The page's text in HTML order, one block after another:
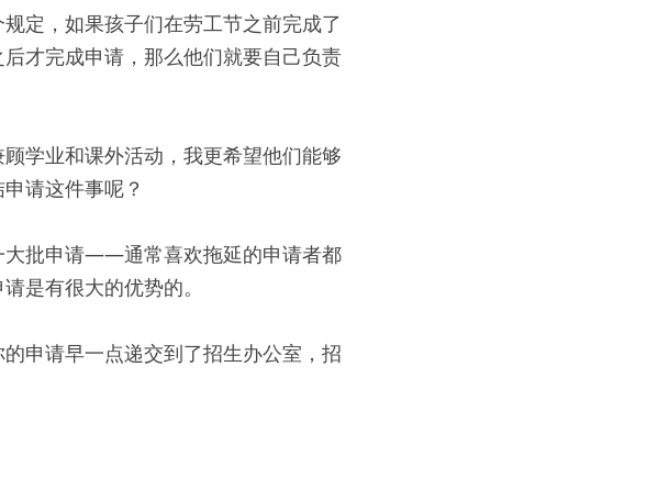
定，如果孩子们在劳工节之前完成了
才完成申请，那么他们就要自己负责
学业和课外活动，我更希望他们能够
请这件事呢？
大批申请——通常喜欢拖延的申请者都
是有很大的优势的。
申请早一点递交到了招生办公室，招